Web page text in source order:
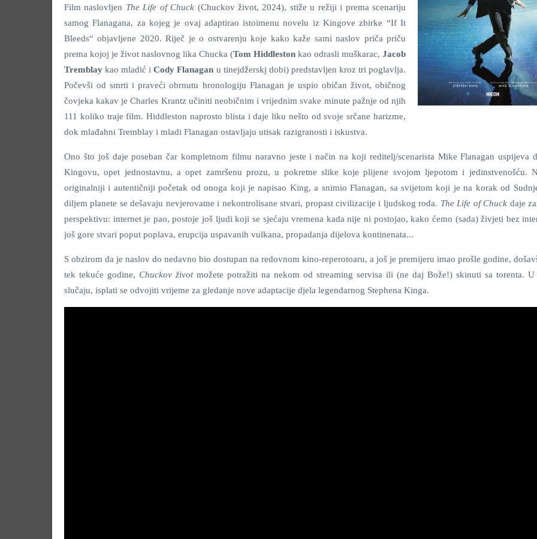
Film naslovljen The Life of Chuck (Chuckov život, 2024), stiže u režiji i prema scenariju
samog Flanagana, za kojeg je ovaj adaptirao istoimenu novelu iz Kingove zbirke “If It
Bleeds“ objavljene 2020. Riječ je o ostvarenju koje kako kaže sami naslov priča priču
prema kojoj je život naslovnog lika Chucka (Tom Hiddleston kao odrasli muškarac, Jacob
Tremblay kao mladić iCody Flanagan u tinejdžerskj dobi) predstavljen kroz tri poglavlja.
Počevši od smrti i praveći obrnutu hronologiju Flanagan je uspio običan život, običnog
čovjeka kakav je Charles Krantz učiniti neobičnim i vrijednim svake minute pažnje od njih
111 koliko traje film. Hiddleston naprosto blista i daje liku nešto od svoje srčane harizme,
dok mlađahni Tremblay i mladi Flanagan ostavljaju utisak razigranosti i iskustva.
Ono što još daje poseban čar kompletnom filmu naravno jeste i način na koji reditelj/scenarista Mike Flanagan uspijeva
Kingovu, opet jednostavnu, a opet zamršenu prozu, u pokretne slike koje plijene svojom ljepotom i jedinstvenošću.
originalniji i autentičniji početak od onoga koji je napisao King, a snimio Flanagan, sa svijetom koji je na korak od
diljem planete se dešavaju nevjerovatne i nekontrolisane stvari, propast civilizacije i ljudskog roda. The Life of Chuck daje
perspektivu: internet je pao, postoje još ljudi koji se sjećaju vremena kada nije ni postojao, kako ćemo (sada) živjeti bez
još gore stvari poput poplava, erupcija uspavanih vulkana, propadanja dijelova kontinenata...
S obzirom da je naslov do nedavno bio dostupan na redovnom kino-reperotoaru, a još je premijeru imao prošle godine,
tek tekuće godine, Chuckov život možete potražiti na nekom od streaming servisa ili (ne daj Bože!) skinuti sa torenta. U
slučaju, isplati se odvojiti vrijeme za gledanje nove adaptacije djela legendarnog Stephena Kinga.